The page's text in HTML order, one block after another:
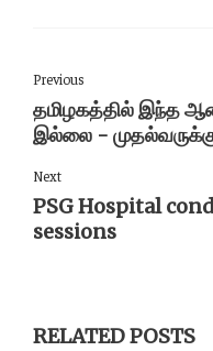
Previous
தமிழகத்தில் இந்த
இல்லை -
Next
PSG Hospital
sessions
RELATED POSTS